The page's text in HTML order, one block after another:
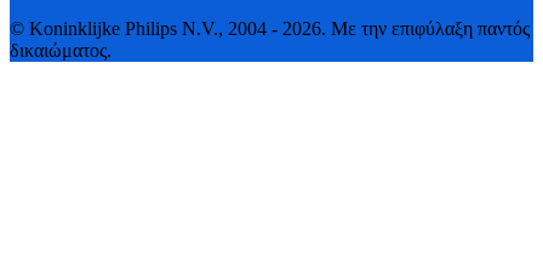
© Koninklijke Philips N.V., 2004 - 2026. Με την επιφύλαξη παντός
δικαιώματος.